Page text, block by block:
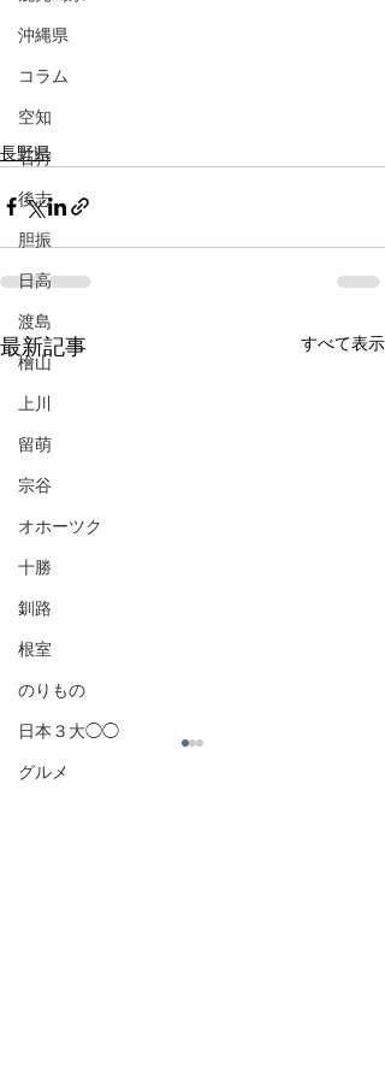
沖縄県
コラム
空知
石狩
後志
胆振
日高
渡島
檜山
上川
留萌
宗谷
オホーツク
十勝
釧路
根室
のりもの
日本３大◯◯
グルメ
長野県
最新記事 すべて表示